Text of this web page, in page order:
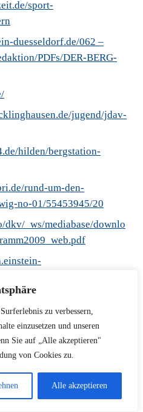
zu verbessern,
einzusetzen und unseren
Sie auf „Alle akzeptieren"
von Cookies zu.
Alle akzeptieren
sport-
duesseldorf.de/062 –
PDFs/DER-BERG-
jugend/jdav-
hilden/bergstation-
rund-um-den-
no-01/55453945/20
dkv/_ws/mediabase/downlo
GravitationXKids/
halle-in-der-naehe/
blog/2023/08/24/einstein